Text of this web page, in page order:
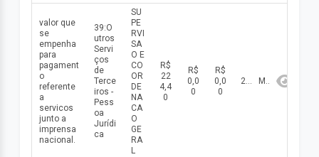
valor que
se
empenha
para
pagament
o
referente
a
servicos
junto a
imprensa
nacional.
39:O
utros
Servi
ços
de
Terce
iros -
Pess
oa
Jurídi
ca
SU
PE
RVI
SA
O E
CO
OR
DE
NA
CA
O
GE
RA
L
R$
22
4,4
0
R$
0,0
0
R$
0,0
0
2026 Maio